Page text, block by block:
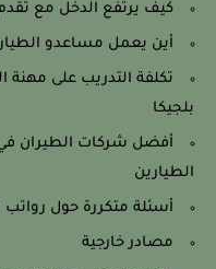
كيف يرتفع الدخل مع تقدم
أين يعمل مساعدو الطيارين
تكلفة التدريب على مهنة
بلجيكا
أفضل شركات الطيران في
الطيارين
أسئلة متكررة حول رواتب
مصادر خارجية